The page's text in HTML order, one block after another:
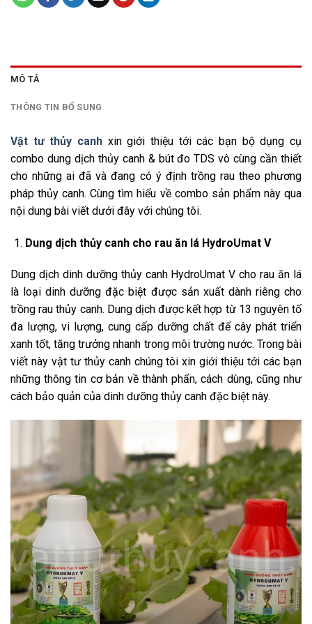
MÔ TẢ
THÔNG TIN BỔ SUNG
Vật tư thủy canh xin giới thiệu tới các bạn bộ dụng cụ
combo dung dịch thủy canh & bút đo TDS vô cùng cần thiết
cho những ai đã và đang có ý định trồng rau theo phương
pháp thủy canh. Cùng tìm hiểu về combo sản phẩm này qua
nội dung bài viết dưới đây với chúng tôi.
Dung dịch thủy canh cho rau ăn lá HydroUmat V
Dung dịch dinh dưỡng thủy canh HydroUmat V cho rau ăn lá
là loại dinh dưỡng đặc biệt được sản xuất dành riêng cho
trồng rau thủy canh. Dung dịch được kết hợp từ 13 nguyên tố
đa lượng, vi lượng, cung cấp dưỡng chất để cây phát triển
xanh tốt, tăng trưởng nhanh trong môi trường nước. Trong bài
viết này vật tư thủy canh chúng tôi xin giới thiệu tới các bạn
những thông tin cơ bản về thành phẩn, cách dùng, cũng như
cách bảo quản của dinh dưỡng thủy canh đặc biệt này.